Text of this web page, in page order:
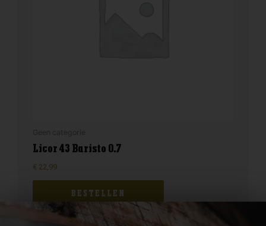
Licor 43 Baristo 0.7
€ 22,99
BESTELLEN